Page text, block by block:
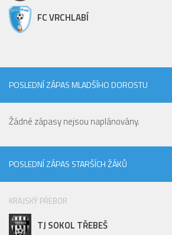
FC VRCHLABÍ
POSLEDNÍ ZÁPAS MLADŠÍHO DOROSTU
Žádné zápasy nejsou naplánovány.
POSLEDNÍ ZÁPAS STARŠÍCH ŽÁKŮ
KRAJSKÝ PŘEBOR
TJ SOKOL TŘEBEŠ